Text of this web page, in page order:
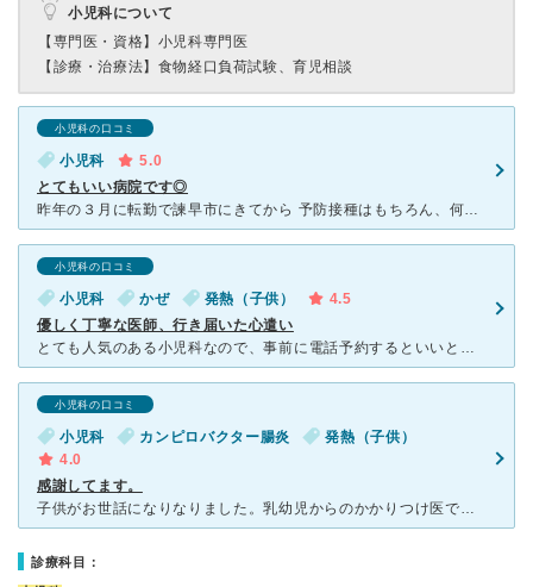
小児科について
【専門医・資格】 小児科専門医
【診療・治療法】 食物経口負荷試験、育児相談
小児科の口コミ
小児科
5.0
とてもいい病院です◎
昨年の３月に転勤で諫早市にきてから 予防接種はもちろん、何かあればおの小児科さんに お世話になっています\( ˆoˆ )/ 先生もとっても丁寧で、色々聞きやすいので 信頼しています☺︎ たま
小児科の口コミ
小児科 かぜ 発熱（子供）
4.5
優しく丁寧な医師、行き届いた心遣い
とても人気のある小児科なので、事前に電話予約するといいと思います。 予約なしだとかなり待つことになります。 それも納得の、とても優しく丁寧な医師、スタッフの方々もとても感じがいいです。 風邪
小児科の口コミ
小児科 カンピロバクター腸炎
発熱（子供）
4.0
感謝してます。
子供がお世話になりなりました。乳幼児からのかかりつけ医でした。 中学の時 インフルエンザが大流行中に 39度の高熱と腹痛になり 近くの内科に受診した所 検査は陰性でしたが、インフルエンザにも効く薬を
診療科目：